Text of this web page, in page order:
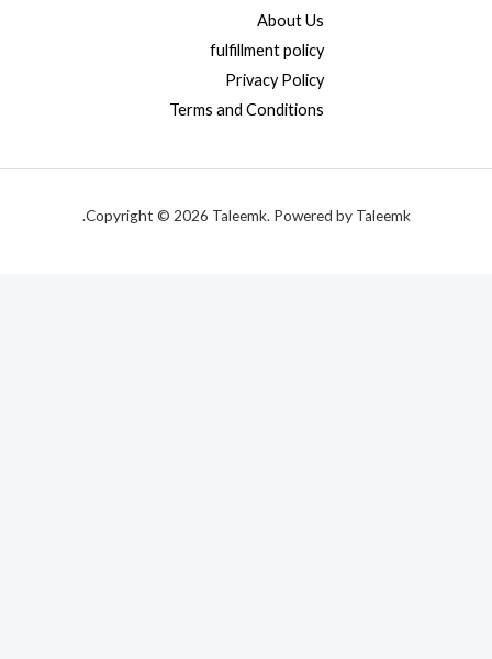
About Us
fulfillment policy
Privacy Policy
Terms and Conditions
Copyright © 2026 Taleemk. Powered by Taleemk.